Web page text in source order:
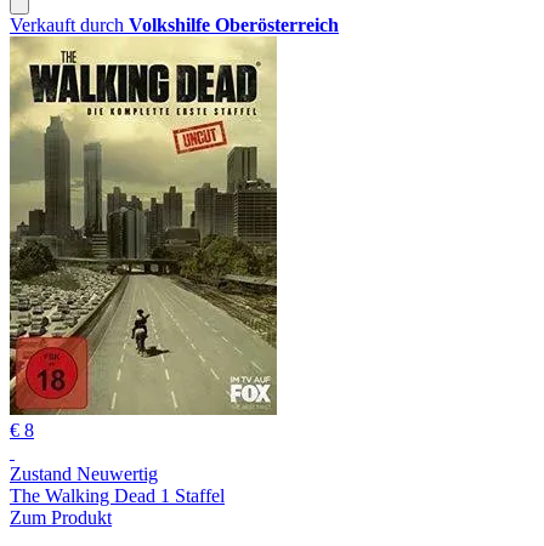
Verkauft durch Volkshilfe Oberösterreich
€ 8
Zustand Neuwertig
The Walking Dead 1 Staffel
Zum Produkt